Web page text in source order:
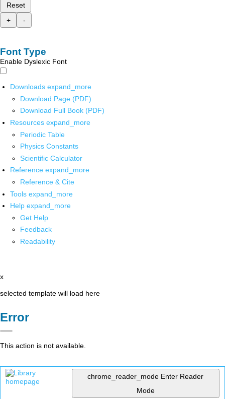
Reset
+
-
Font Type
Enable Dyslexic Font
Downloads expand_more
Download Page (PDF)
Download Full Book (PDF)
Resources expand_more
Periodic Table
Physics Constants
Scientific Calculator
Reference expand_more
Reference & Cite
Tools expand_more
Help expand_more
Get Help
Feedback
Readability
x
selected template will load here
Error
This action is not available.
chrome_reader_mode Enter Reader
Mode